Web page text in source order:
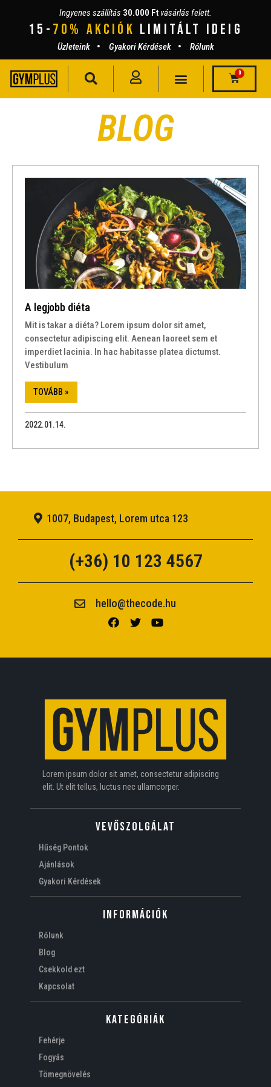
Ingyenes szállítás 30.000 Ft vásárlás felett.
15- 70% AKCIÓK lIMITÁLT IDEIG
Üzleteink Gyakori Kérdések Rólunk
0
BLOG
A legjobb diéta
Mit is takar a diéta? Lorem ipsum dolor sit amet,
consectetur adipiscing elit. Aenean laoreet sem et
imperdiet lacinia. In hac habitasse platea dictumst.
Vestibulum
TOVÁBB »
2022.01.14.
1007, Budapest, Lorem utca 123
(+36) 10 123 4567
hello@thecode.hu
Lorem ipsum dolor sit amet, consectetur adipiscing
elit. Ut elit tellus, luctus nec ullamcorper.
VEVŐSZOLGÁLAT
Hűség Pontok
Ajánlások
Gyakori Kérdések
Információk
Rólunk
Blog
Csekkold ezt
Kapcsolat
Kategóriák
Fehérje
Fogyás
Tömegnövelés